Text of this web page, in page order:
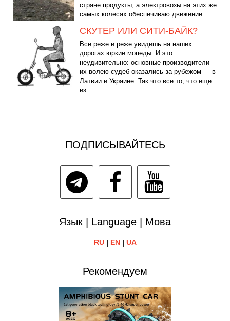
стране продукты, а электровозы на этих же
самых колесах обеспечиваю движение...
СКУТЕР ИЛИ СИТИ-БАЙК?
Все реже и реже увидишь на наших
дорогах юркие мопеды. И это
неудивительно: основные производители
их волею судеб оказались за рубежом — в
Латвии и Украине. Так что все то, что еще
из...
ПОДПИСЫВАЙТЕСЬ
Язык | Language | Мова
RU| EN| UA
Рекомендуем